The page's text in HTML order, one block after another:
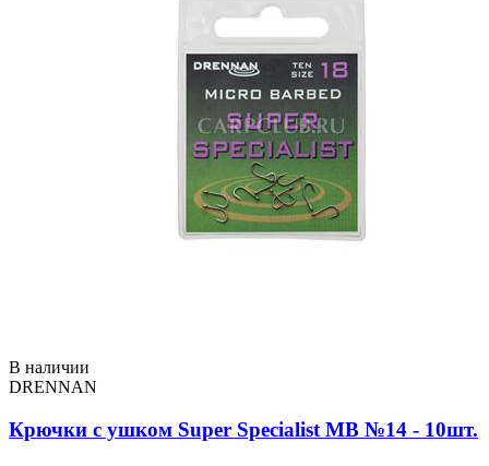
В наличии
DRENNAN
Крючки с ушком Super Specialist MB №14 - 10шт.